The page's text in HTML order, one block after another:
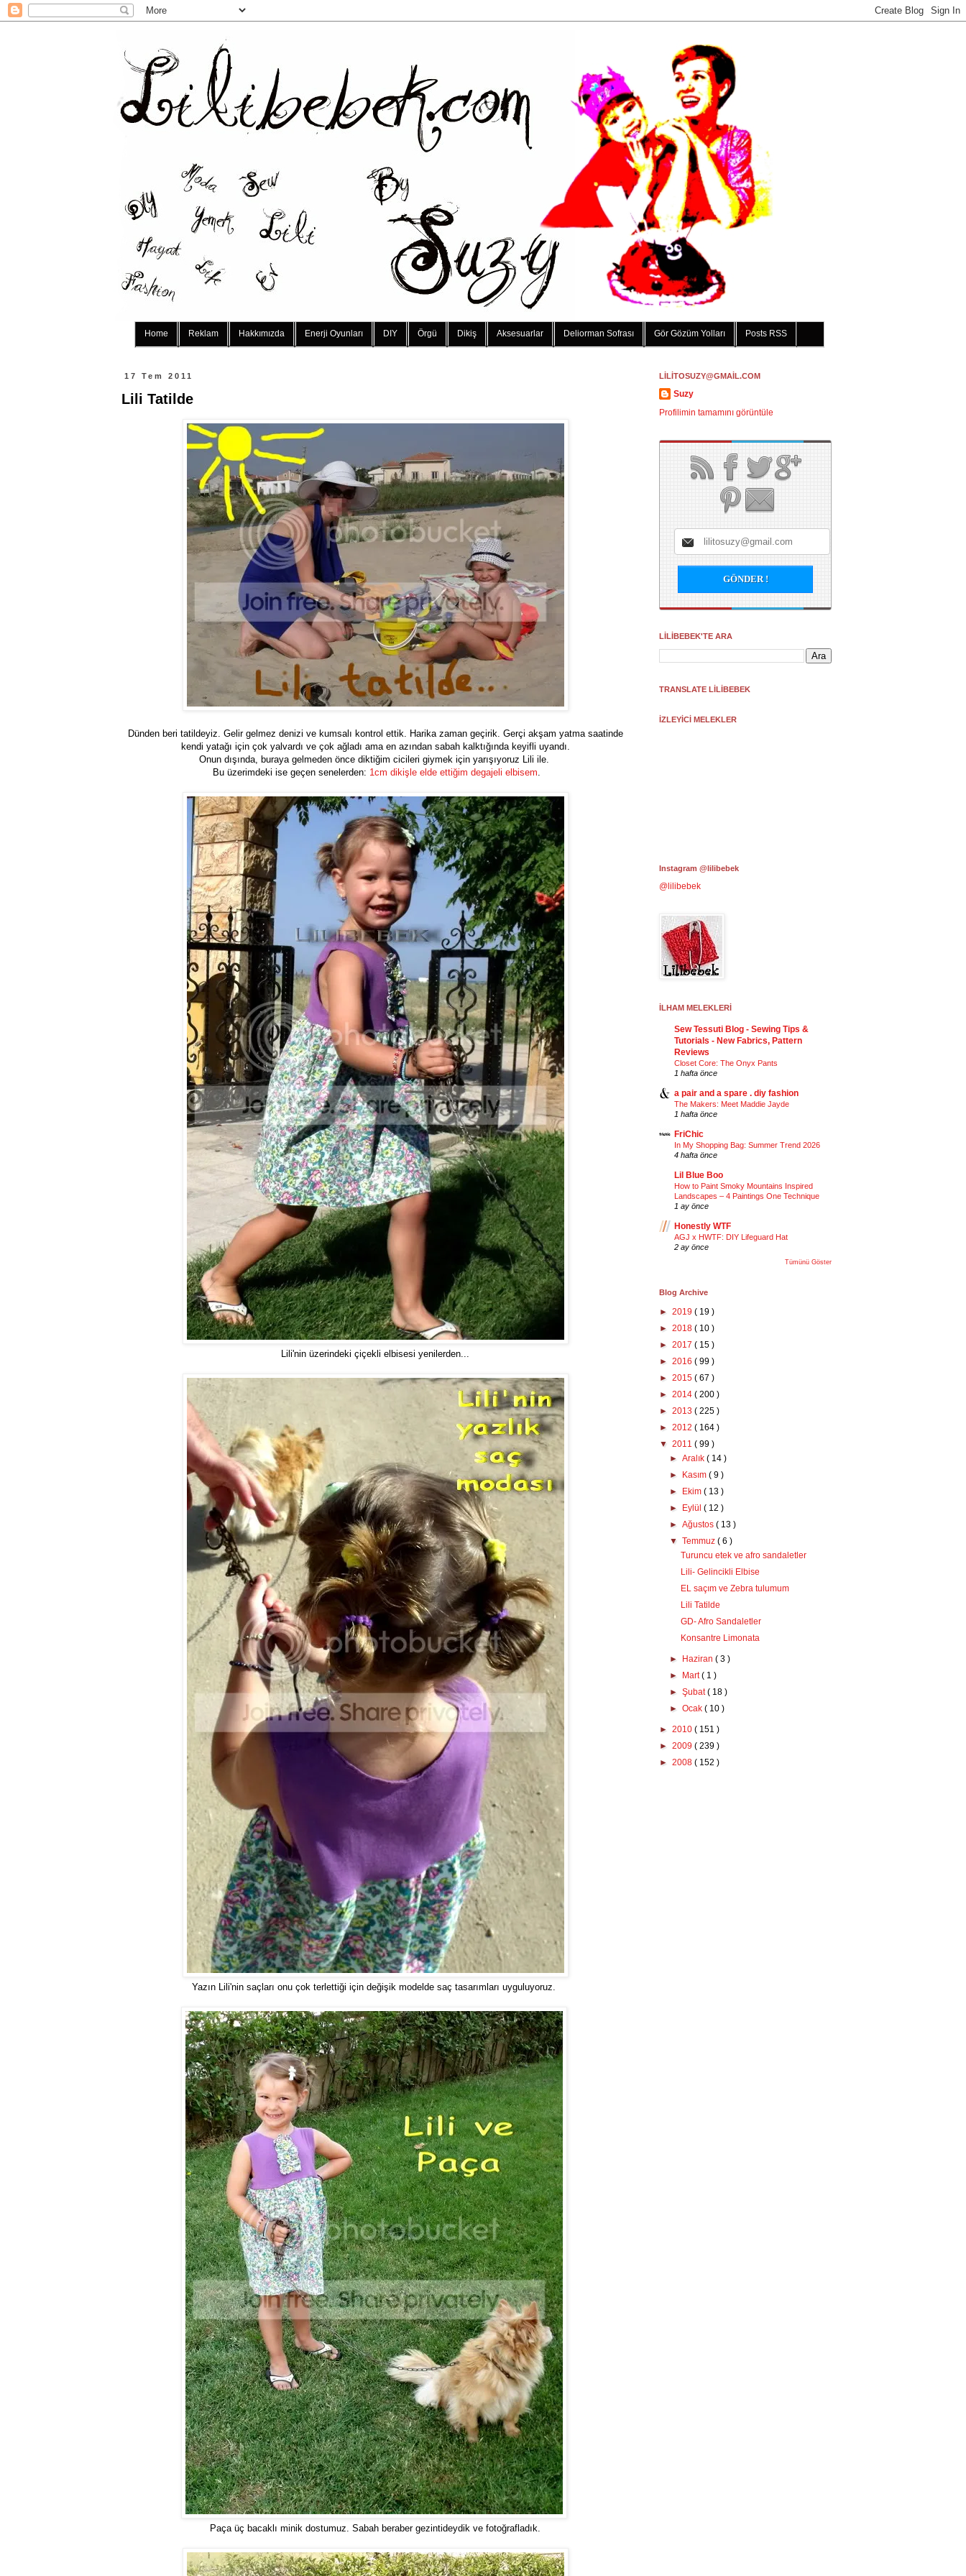
Home Reklam Hakkımızda Enerji Oyunları DIY Örgü Dikiş Aksesuarlar Deliorman Sofrası Gör Gözüm Yolları Posts RSS
17 Tem 2011
Lili Tatilde
Dünden beri tatildeyiz. Gelir gelmez denizi ve kumsalı kontrol ettik. Harika zaman geçirik. Gerçi akşam yatma saatinde
kendi yatağı için çok yalvardı ve çok ağladı ama en azından sabah kalktığında keyifli uyandı.
Onun dışında, buraya gelmeden önce diktiğim cicileri giymek için yarışıyoruz Lili ile.
Bu üzerimdeki ise geçen senelerden: 1cm dikişle elde ettiğim degajeli elbisem.
Lili'nin üzerindeki çiçekli elbisesi yenilerden...
Yazın Lili'nin saçları onu çok terlettiği için değişik modelde saç tasarımları uyguluyoruz.
Paça üç bacaklı minik dostumuz. Sabah beraber gezintideydik ve fotoğrafladık.
LİLİTOSUZY@GMAİL.COM
Suzy
Profilimin tamamını görüntüle
LİLİBEBEK'TE ARA
TRANSLATE LİLİBEBEK
İZLEYİCİ MELEKLER
Instagram @lilibebek
@lilibebek
İLHAM MELEKLERİ
Sew Tessuti Blog - Sewing Tips &
Tutorials - New Fabrics, Pattern
Reviews
Closet Core: The Onyx Pants
1 hafta önce
a pair and a spare . diy fashion
The Makers: Meet Maddie Jayde
1 hafta önce
FriChic
In My Shopping Bag: Summer Trend 2026
4 hafta önce
Lil Blue Boo
How to Paint Smoky Mountains Inspired
Landscapes – 4 Paintings One Technique
1 ay önce
Honestly WTF
AGJ x HWTF: DIY Lifeguard Hat
2 ay önce
Tümünü Göster
Blog Archive
► 2019 ( 19 )
► 2018 ( 10 )
► 2017 ( 15 )
► 2016 ( 99 )
► 2015 ( 67 )
► 2014 ( 200 )
► 2013 ( 225 )
► 2012 ( 164 )
▼ 2011 ( 99 )
►Aralık( 14 )
►
Kasım( 9 )
►
Ekim( 13 )
►
Eylül( 12 )
►Ağustos( 13 )
▼Temmuz( 6 )
Turuncu etek ve afro sandaletler
Lili- Gelincikli Elbise
EL saçım ve Zebra tulumum
Lili Tatilde
GD- Afro Sandaletler
Konsantre Limonata
► Haziran( 3 )
►
Mart( 1 )
►Şubat( 18 )
►Ocak( 10 )
► 2010 ( 151 )
► 2009 ( 239 )
► 2008 ( 152 )